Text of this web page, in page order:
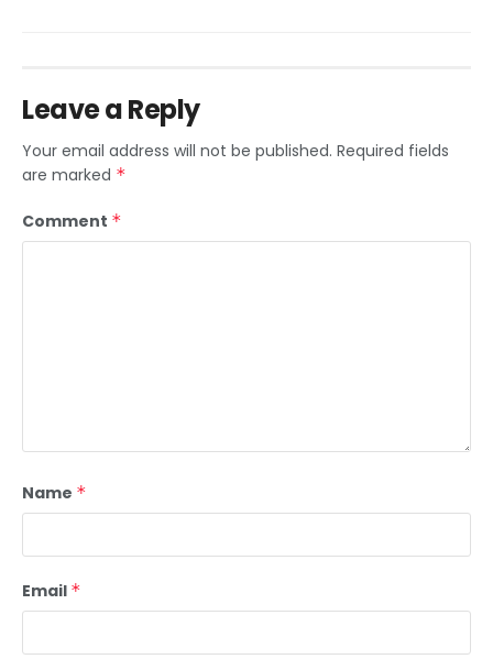
Leave a Reply
Your email address will not be published. Required fields
are marked *
Comment *
Name *
Email *